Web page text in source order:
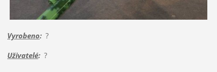
Vyrobeno:?
Uživatelé:?